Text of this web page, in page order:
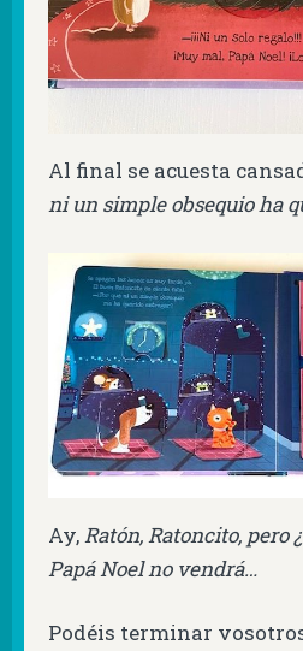
Al final se acuesta
ni un simple obsequio ha
Ay,Ratón, Ratoncito, pero
Papá Noel no vendrá…
Podéis terminar